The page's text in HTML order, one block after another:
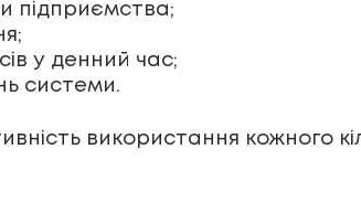
підприємства;
у денний час;
системи.
використання кожного